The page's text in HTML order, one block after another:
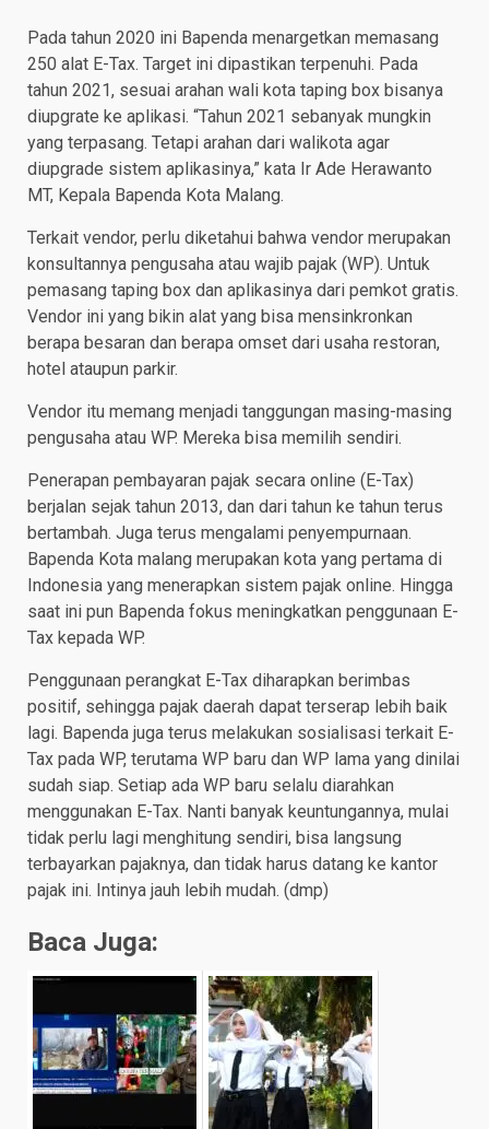
Pada tahun 2020 ini Bapenda menargetkan memasang
250 alat E-Tax. Target ini dipastikan terpenuhi. Pada
tahun 2021, sesuai arahan wali kota taping box bisanya
diupgrate ke aplikasi. “Tahun 2021 sebanyak mungkin
yang terpasang. Tetapi arahan dari walikota agar
diupgrade sistem aplikasinya,” kata Ir Ade Herawanto
MT, Kepala Bapenda Kota Malang.
Terkait vendor, perlu diketahui bahwa vendor merupakan
konsultannya pengusaha atau wajib pajak (WP). Untuk
pemasang taping box dan aplikasinya dari pemkot gratis.
Vendor ini yang bikin alat yang bisa mensinkronkan
berapa besaran dan berapa omset dari usaha restoran,
hotel ataupun parkir.
Vendor itu memang menjadi tanggungan masing-masing
pengusaha atau WP. Mereka bisa memilih sendiri.
Penerapan pembayaran pajak secara online (E-Tax)
berjalan sejak tahun 2013, dan dari tahun ke tahun terus
bertambah. Juga terus mengalami penyempurnaan.
Bapenda Kota malang merupakan kota yang pertama di
Indonesia yang menerapkan sistem pajak online. Hingga
saat ini pun Bapenda fokus meningkatkan penggunaan E-
Tax kepada WP.
Penggunaan perangkat E-Tax diharapkan berimbas
positif, sehingga pajak daerah dapat terserap lebih baik
lagi. Bapenda juga terus melakukan sosialisasi terkait E-
Tax pada WP, terutama WP baru dan WP lama yang dinilai
sudah siap. Setiap ada WP baru selalu diarahkan
menggunakan E-Tax. Nanti banyak keuntungannya, mulai
tidak perlu lagi menghitung sendiri, bisa langsung
terbayarkan pajaknya, dan tidak harus datang ke kantor
pajak ini. Intinya jauh lebih mudah. (dmp)
Baca Juga: